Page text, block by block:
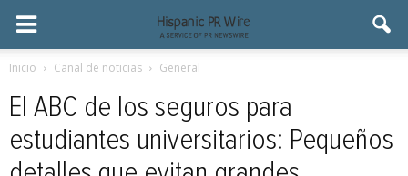
Inicio Canal de noticias General
El ABC de los seguros para
estudiantes universitarios: Pequeños